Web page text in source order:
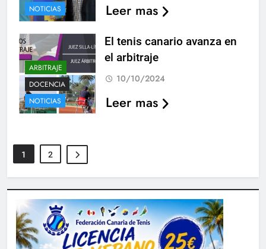
NOTICIAS
Leer mas
ARBITRAJE
DOCENCIA
NOTICIAS
El tenis canario avanza en
el arbitraje
10/10/2024
Leer mas
1 2